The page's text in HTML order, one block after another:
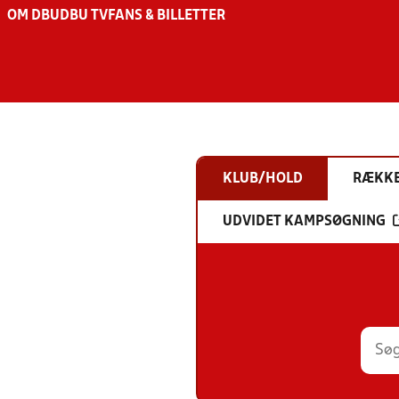
OM DBU DBU TV FANS & BILLETTER
KLUB/HOLD
UDVIDET KAMPSØGNING